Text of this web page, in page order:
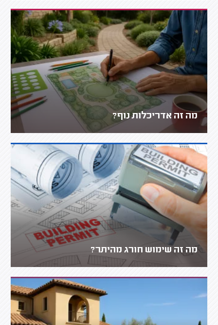
מה זה אדריכלות נוף?
מה זה שימוש חורג מהיתר?